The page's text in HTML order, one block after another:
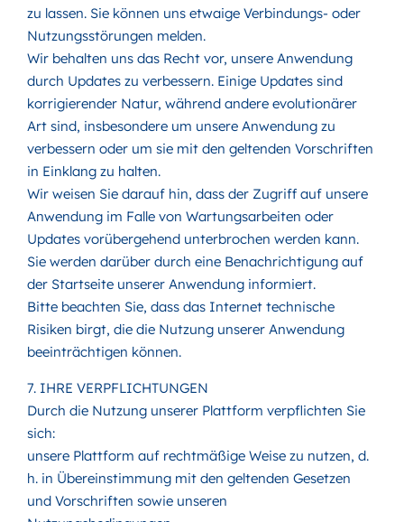
zu lassen. Sie können uns etwaige Verbindungs- oder
Nutzungsstörungen melden.
Wir behalten uns das Recht vor, unsere Anwendung
durch Updates zu verbessern. Einige Updates sind
korrigierender Natur, während andere evolutionärer
Art sind, insbesondere um unsere Anwendung zu
verbessern oder um sie mit den geltenden Vorschriften
in Einklang zu halten.
Wir weisen Sie darauf hin, dass der Zugriff auf unsere
Anwendung im Falle von Wartungsarbeiten oder
Updates vorübergehend unterbrochen werden kann.
Sie werden darüber durch eine Benachrichtigung auf
der Startseite unserer Anwendung informiert.
Bitte beachten Sie, dass das Internet technische
Risiken birgt, die die Nutzung unserer Anwendung
beeinträchtigen können.
7. IHRE VERPFLICHTUNGEN
Durch die Nutzung unserer Plattform verpflichten Sie
sich:
unsere Plattform auf rechtmäßige Weise zu nutzen, d.
h. in Übereinstimmung mit den geltenden Gesetzen
und Vorschriften sowie unseren